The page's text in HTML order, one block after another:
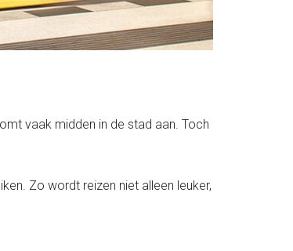
vaak midden in de stad aan. Toch
Zo wordt reizen niet alleen leuker,